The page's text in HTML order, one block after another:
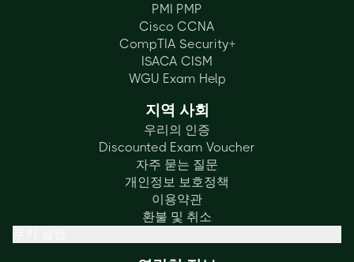
PMI PMP
Cisco CCNA
CompTIA Security+
ISACA CISM
WGU Exam Help
지역 사회
우리의 인증
Discounted Exam Voucher
자주 묻는 질문
개인정보 보호정책
이용약관
환불 및 취소